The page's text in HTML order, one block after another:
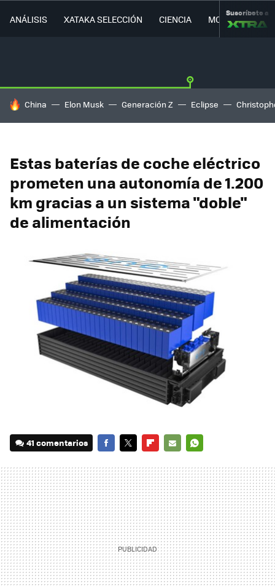
ANÁLISIS XATAKA SELECCIÓN CIENCIA MOVILIDAD
Suscríbete a
HOY SE HABLA DE
China Elon Musk Generación Z Eclipse
Estas baterías de coche eléctrico
prometen una autonomía de 1.200
km gracias a un sistema "doble"
de alimentación
41 comentarios
MAIL